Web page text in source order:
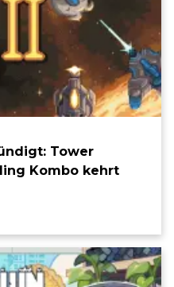
Tower
Kombo kehrt